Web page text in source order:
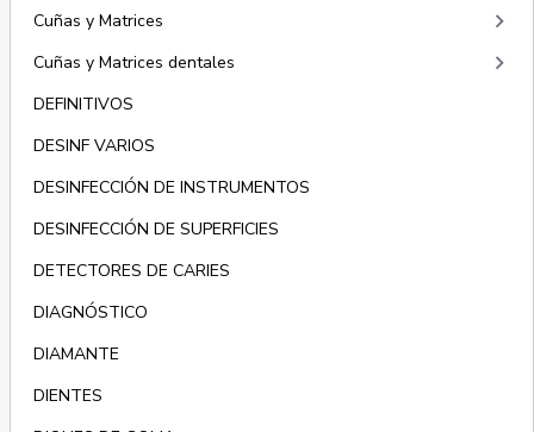
Cuñas y Matrices keyboard_arrow_right
Cuñas y Matrices dentales keyboard_arrow_right
DEFINITIVOS
DESINF VARIOS
DESINFECCIÓN DE INSTRUMENTOS
DESINFECCIÓN DE SUPERFICIES
DETECTORES DE CARIES
DIAGNÓSTICO
DIAMANTE
DIENTES